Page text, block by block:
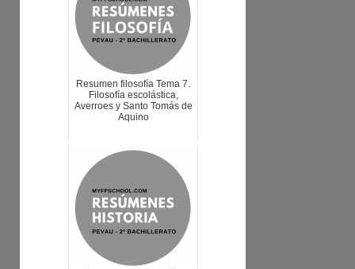
Resumen filosofía Tema 7.
Filosofía escolástica,
Averroes y Santo Tomás de
Aquino